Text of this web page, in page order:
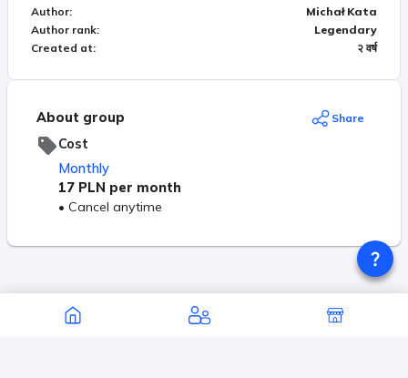
Author:
Michał Kata
Author rank:
Legendary
Created at: २ वर्ष
About group Share
Cost
Monthly
17 PLN per month
• Cancel anytime